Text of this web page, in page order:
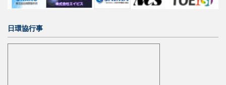
日環協行事